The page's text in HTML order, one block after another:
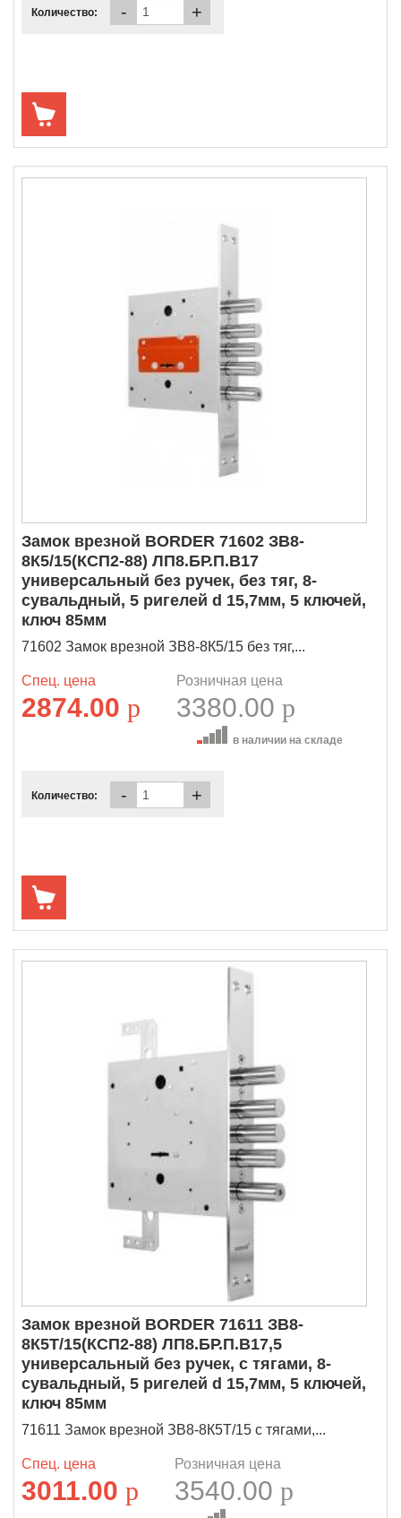
Количество: - +
Замок врезной BORDER 71602 ЗВ8-
8К5/15(КСП2-88) ЛП8.БР.П.В17
универсальный без ручек, без тяг, 8-
сувальдный, 5 ригелей d 15,7мм, 5 ключей,
ключ 85мм
71602 Замок врезной ЗВ8-8К5/15 без тяг,...
Спец. цена
2874.00 p
Розничная цена
3380.00 p
в наличии на складе
Количество: - +
Замок врезной BORDER 71611 ЗВ8-
8К5Т/15(КСП2-88) ЛП8.БР.П.В17,5
универсальный без ручек, с тягами, 8-
сувальдный, 5 ригелей d 15,7мм, 5 ключей,
ключ 85мм
71611 Замок врезной ЗВ8-8К5Т/15 с тягами,...
Спец. цена
3011.00 p
Розничная цена
3540.00 p